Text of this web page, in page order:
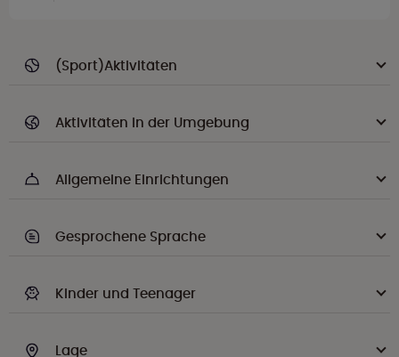
(Sport)Aktivitäten
Aktivitäten in der Umgebung
Allgemeine Einrichtungen
Gesprochene Sprache
Kinder und Teenager
Lage